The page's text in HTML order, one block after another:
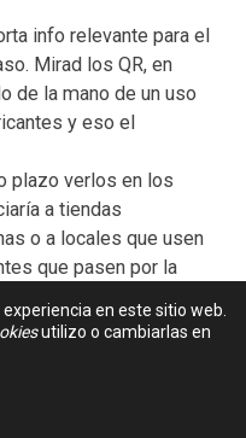
info relevante para el
Mirad los QR, en
de la mano de un uso
y eso el
plazo verlos en los
a tiendas
o a locales que usen
que pasen por la
en este sitio web.
utilizo o cambiarlas en